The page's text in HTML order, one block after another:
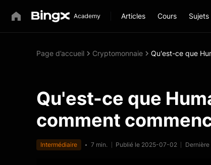
Articles Cours Sujets
Page d’accueil Cryptomonnaie Qu'est-ce que
Qu'est-ce que
comment
Intermédiaire 7 min. Publié le 2025-07-02